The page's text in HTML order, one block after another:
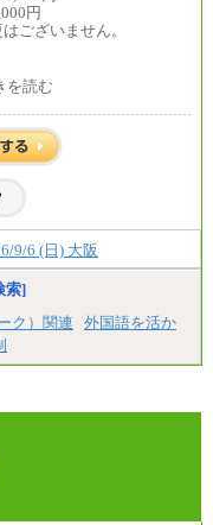
円
ございません。
円
ございません。
読む
9/6 (日) 大阪
索]
ク）関連
外国語を活か